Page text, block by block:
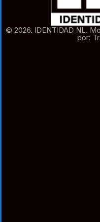
© 2026. IDENTIDAD NL.
por: